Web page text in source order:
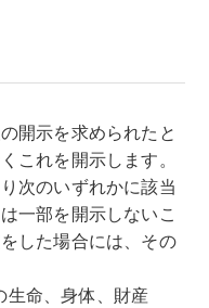
開示を求められたと
これを開示します。
次のいずれかに該当
一部を開示しないこ
した場合には、その
生命、身体、財産